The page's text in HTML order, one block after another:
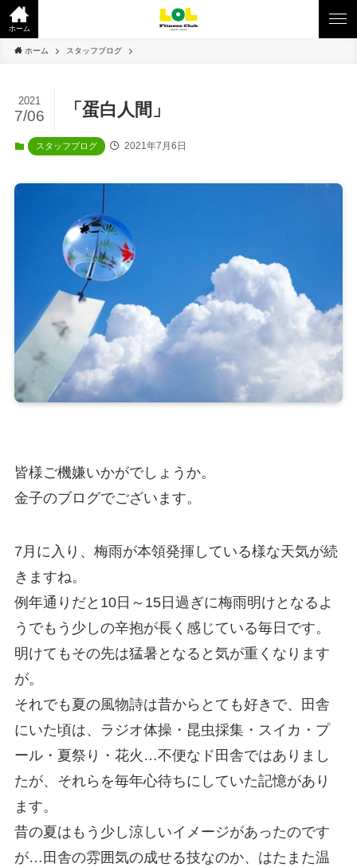
ホーム
ホーム スタッフブログ
「蛋白人間」
2021
7/06
スタッフブログ 2021年7月6日
皆様ご機嫌いかがでしょうか。
金子のブログでございます。
7月に入り、梅雨が本領発揮している様な天気が続
きますね。
例年通りだと10日～15日過ぎに梅雨明けとなるよ
うでもう少しの辛抱が長く感じている毎日です。
明けてもその先は猛暑となると気が重くなります
が。
それでも夏の風物詩は昔からとても好きで、田舎
にいた頃は、ラジオ体操・昆虫採集・スイカ・プ
ール・夏祭り・花火…不便なド田舎ではありまし
たが、それらを毎年心待ちにしていた記憶があり
ます。
昔の夏はもう少し涼しいイメージがあったのです
が…田舎の雰囲気の成せる技なのか、はたまた温